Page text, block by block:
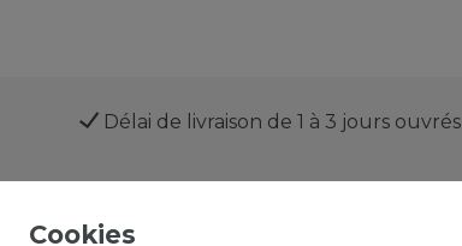
Délai de livraison de 1 à 3 jours ouvrés
Boutique
Cookies